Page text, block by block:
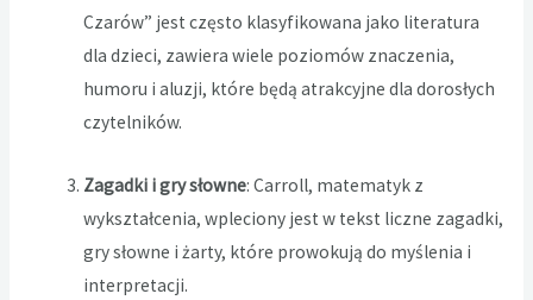
Czarów” jest często klasyfikowana jako literatura
dla dzieci, zawiera wiele poziomów znaczenia,
humoru i aluzji, które będą atrakcyjne dla dorosłych
czytelników.
Zagadki i gry słowne: Carroll, matematyk z
wykształcenia, wpleciony jest w tekst liczne zagadki,
gry słowne i żarty, które prowokują do myślenia i
interpretacji.